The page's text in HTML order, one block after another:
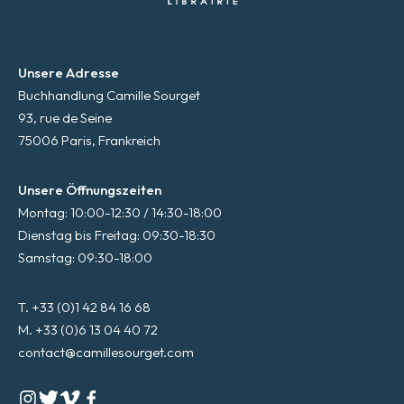
Unsere Adresse
Buchhandlung Camille Sourget
93, rue de Seine
75006 Paris, Frankreich
Unsere Öffnungszeiten
Montag: 10:00-12:30 / 14:30-18:00
Dienstag bis Freitag: 09:30-18:30
Samstag: 09:30-18:00
T. +33 (0)1 42 84 16 68
M. +33 (0)6 13 04 40 72
contact@camillesourget.com